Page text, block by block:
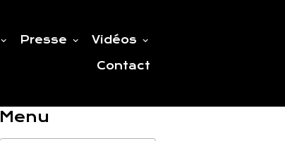
Presse Vidéos
Contact
Menu